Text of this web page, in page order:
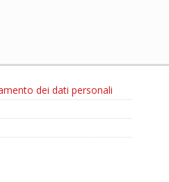
dei dati personali